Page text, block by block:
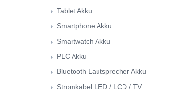
Tablet Akku
Smartphone Akku
Smartwatch Akku
PLC Akku
Bluetooth Lautsprecher Akku
Stromkabel LED / LCD / TV